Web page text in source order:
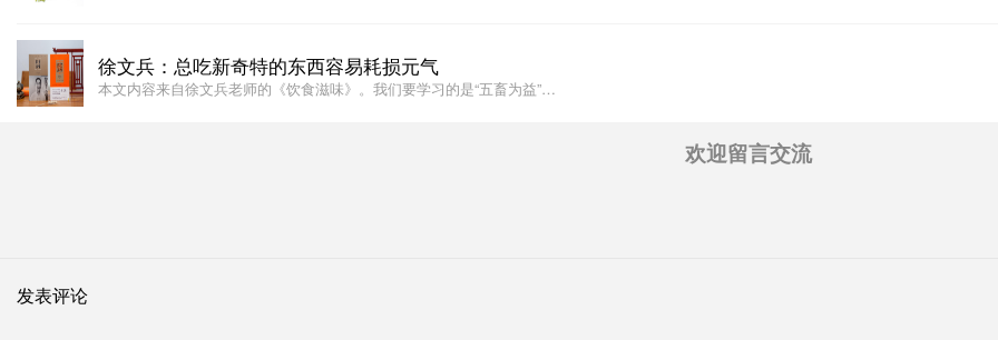
徐文兵：总吃新奇特的东西容易耗损元气
本文内容来自徐文兵老师的《饮食滋味》。我们要学习的是“五畜为益”…
欢迎留言交流
发表评论